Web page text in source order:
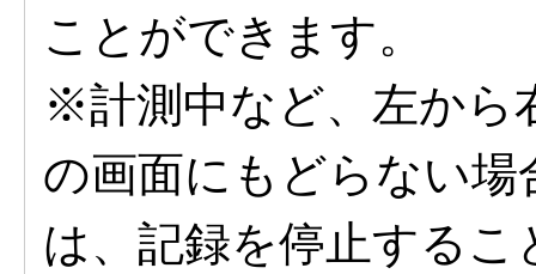
ことができます。
※計測中など、左から
の画面にもどらない
は、記録を停止する